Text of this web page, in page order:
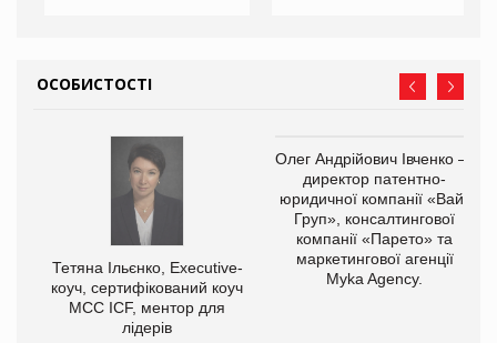
ОСОБИСТОСТІ
Тетяна Ільєнко, Executive-
коуч, сертифікований коуч
МСС ICF, ментор для
лідерів
Олег Андрійович Івченко —
директор патентно-
юридичної компанії «Вайз
Груп», консалтингової
компанії «Парето» та
маркетингової агенції
Myka Agency.